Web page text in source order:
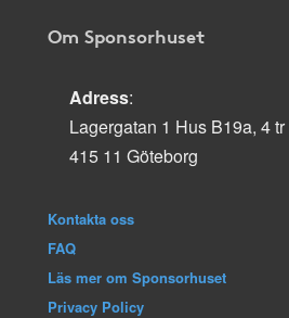
Om Sponsorhuset
Adress:
Lagergatan 1 Hus B19a, 4 tr
415 11 Göteborg
Kontakta oss
FAQ
Läs mer om Sponsorhuset
Privacy Policy